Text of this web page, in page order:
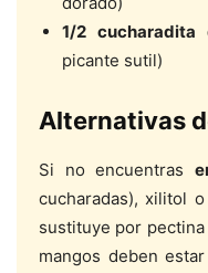
1/2
picante sutil)
Alternativas
Si no encuentras
cucharadas), xilitol
sustituye por
mangos deben